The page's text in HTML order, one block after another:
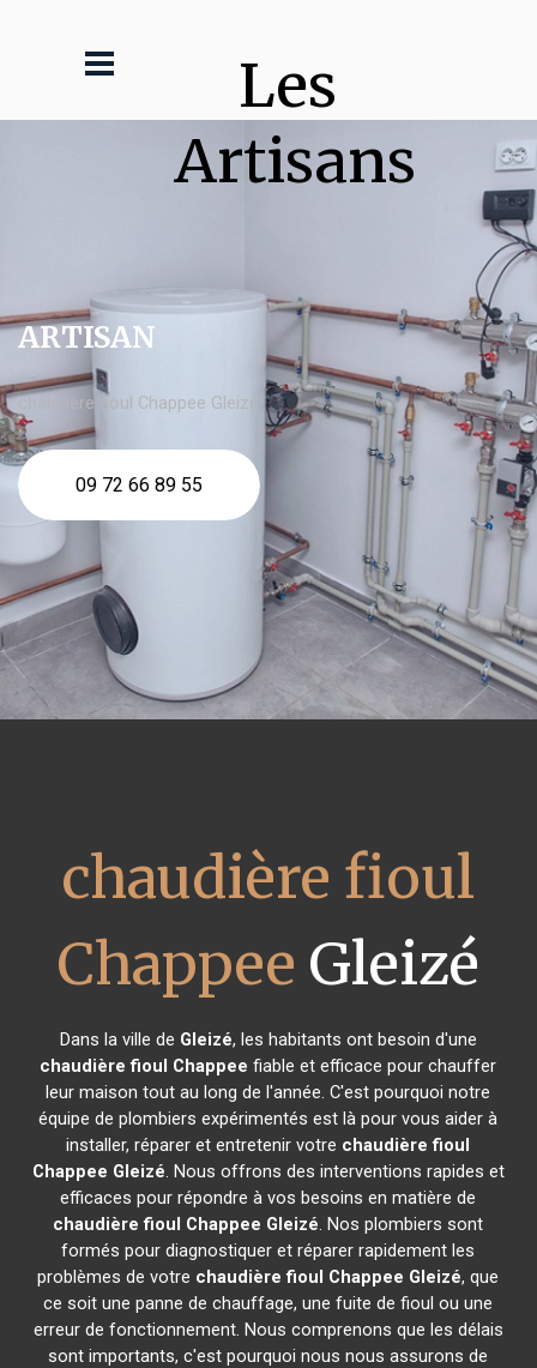
Les
Artisans
ARTISAN
chaudière fioul Chappee Gleizé
09 72 66 89 55
chaudière fioul
Chappee Gleizé
Dans la ville de Gleizé, les habitants ont besoin d'une
chaudière fioul Chappee fiable et efficace pour chauffer
leur maison tout au long de l'année. C'est pourquoi notre
équipe de plombiers expérimentés est là pour vous aider à
installer, réparer et entretenir votre chaudière fioul
Chappee Gleizé. Nous offrons des interventions rapides et
efficaces pour répondre à vos besoins en matière de
chaudière fioul Chappee Gleizé. Nos plombiers sont
formés pour diagnostiquer et réparer rapidement les
problèmes de votre chaudière fioul Chappee Gleizé, que
ce soit une panne de chauffage, une fuite de fioul ou une
erreur de fonctionnement. Nous comprenons que les délais
sont importants, c'est pourquoi nous nous assurons de